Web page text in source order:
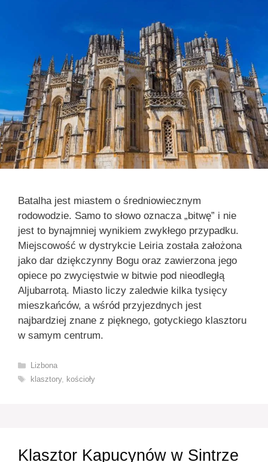
Batalha jest miastem o średniowiecznym
rodowodzie. Samo to słowo oznacza „bitwę” i nie
jest to bynajmniej wynikiem zwykłego przypadku.
Miejscowość w dystrykcie Leiria została założona
jako dar dziękczynny Bogu oraz zawierzona jego
opiece po zwycięstwie w bitwie pod nieodległą
Aljubarrotą. Miasto liczy zaledwie kilka tysięcy
mieszkańców, a wśród przyjezdnych jest
najbardziej znane z pięknego, gotyckiego klasztoru
w samym centrum.
Kategorie
Lizbona
Tagi
klasztory, kościoły
Klasztor Kapucynów w Sintrze